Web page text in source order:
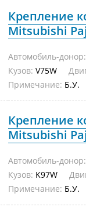
Крепление
Mitsubishi
Автомобиль-донор:
Кузов: V75W
Примечание: Б.У.
Крепление
Mitsubishi
Автомобиль-донор:
Кузов: K97W
Примечание: Б.У.